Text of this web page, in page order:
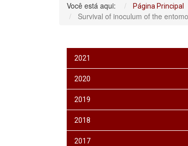
Você está aqui: Página Principal
Survival of inoculum of the
2021
2020
2019
2018
2017